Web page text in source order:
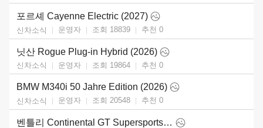
포르셰 Cayenne Electric (2027)
신차소식 운영자 조회 18839 추천 0
닛산 Rogue Plug-in Hybrid (2026)
신차소식 운영자 조회 19864 추천 0
BMW M340i 50 Jahre Edition (2026)
신차소식 운영자 조회 20548 추천 0
벤틀리 Continental GT Supersports (2027)